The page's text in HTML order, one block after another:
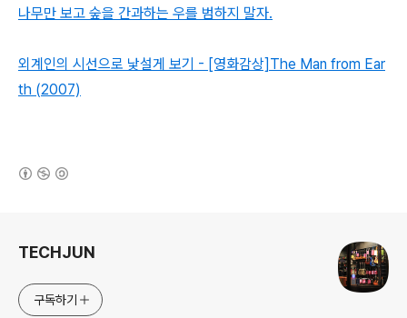
나무만 보고 숲을 간과하는 우를 범하지 말자.
외계인의 시선으로 낯설게 보기 - [영화감상]The Man from Ear
th (2007)
TECHJUN
구독하기